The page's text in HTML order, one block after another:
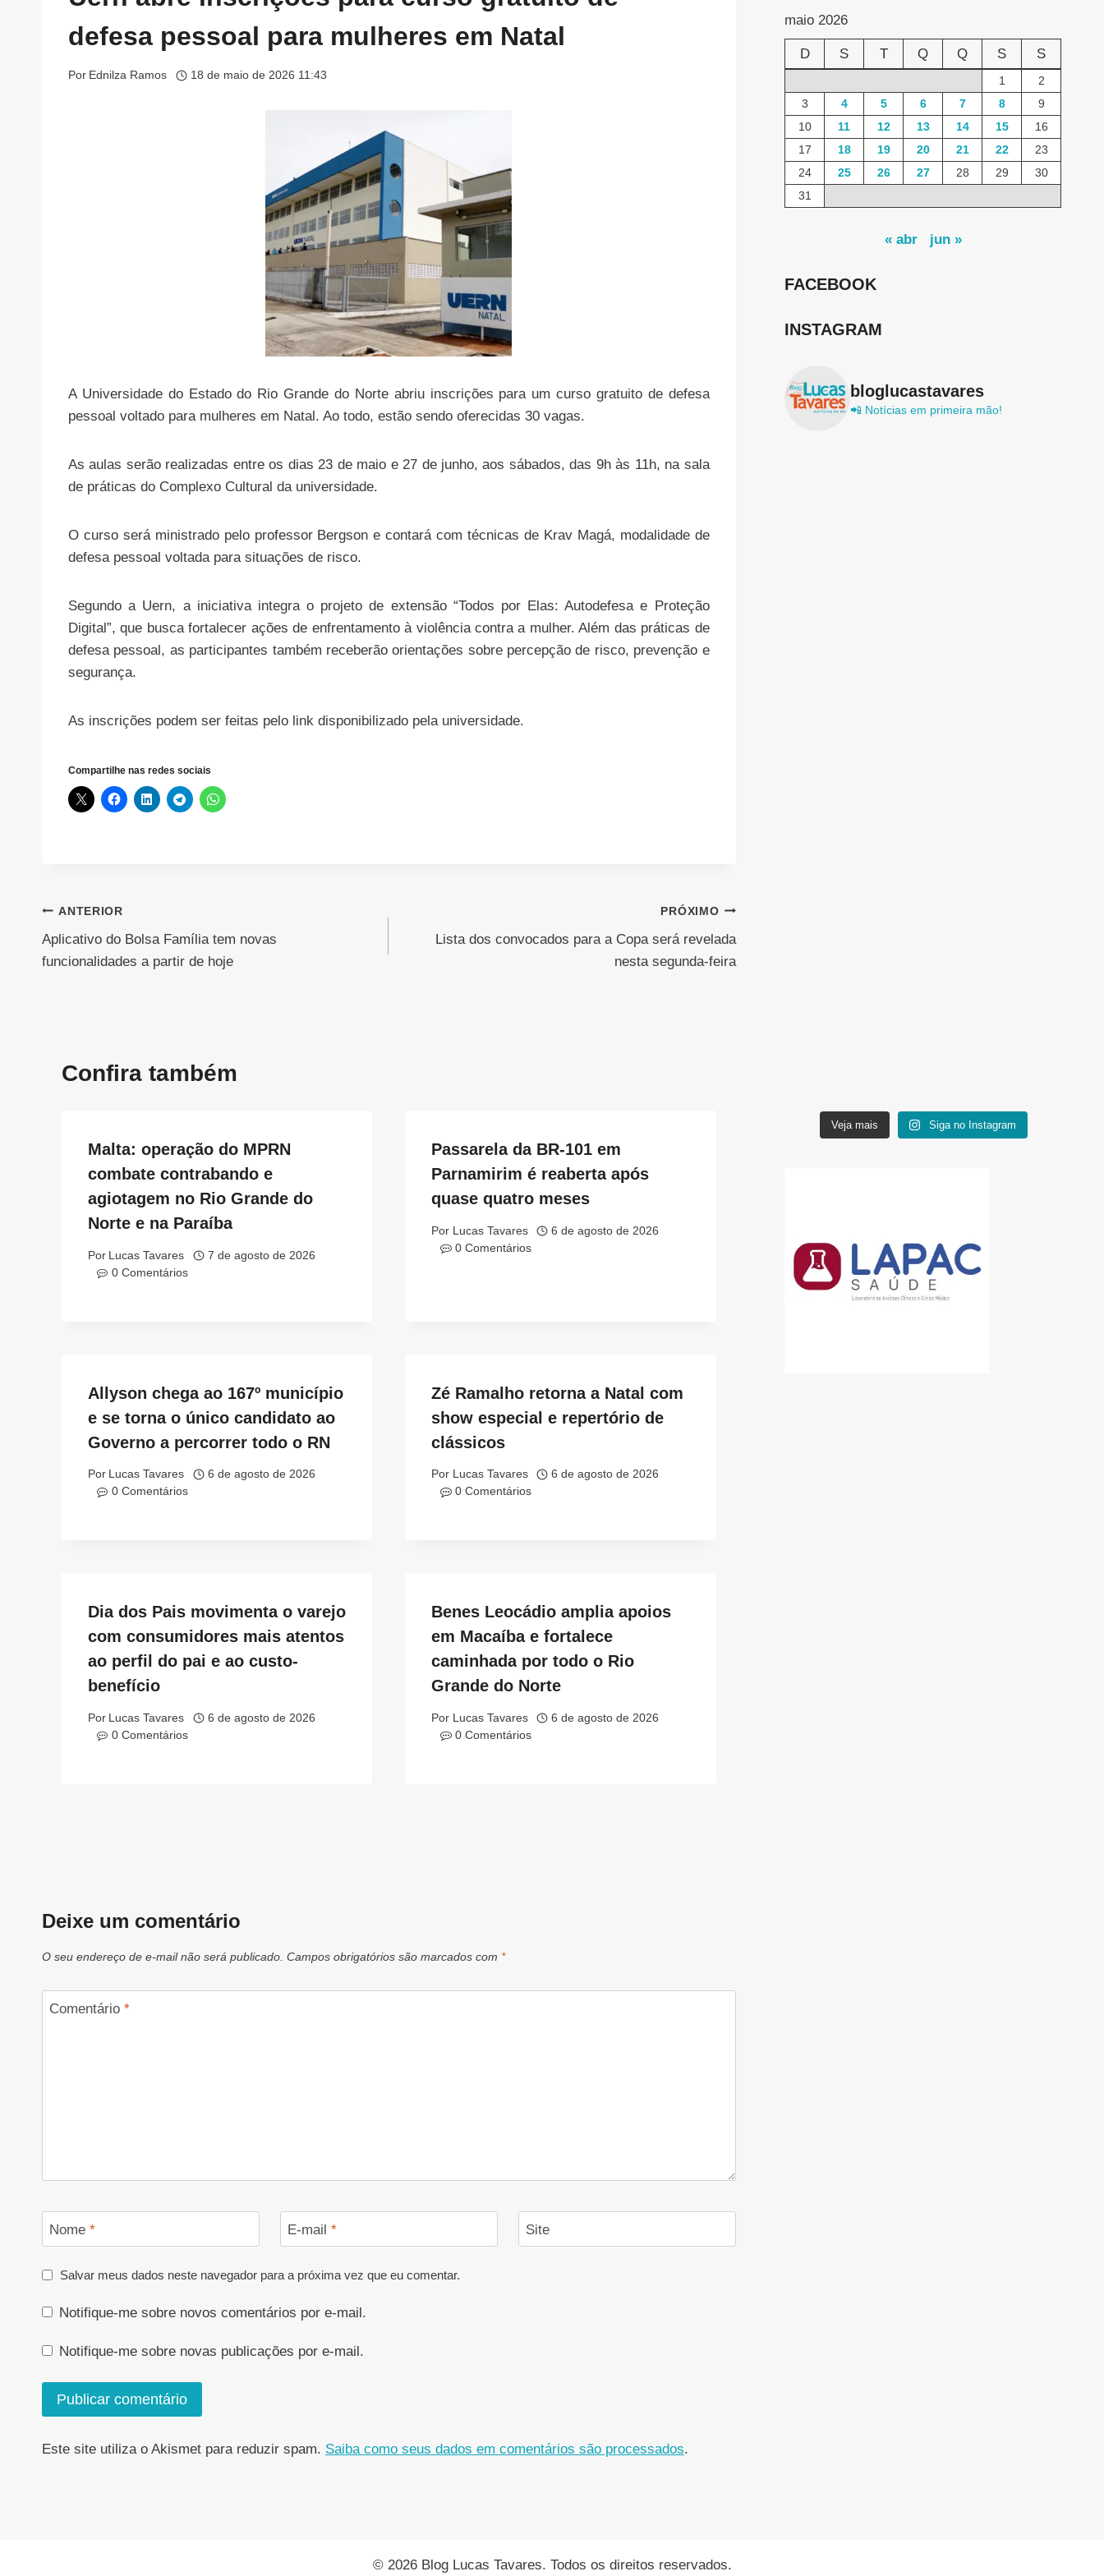
defesa pessoal para mulheres em Natal
Por Ednilza Ramos 18 de maio de 2026 11:43
A Universidade do Estado do Rio Grande do Norte abriu inscrições para um curso gratuito de defesa
pessoal voltado para mulheres em Natal. Ao todo, estão sendo oferecidas 30 vagas.
As aulas serão realizadas entre os dias 23 de maio e 27 de junho, aos sábados, das 9h às 11h, na sala
de práticas do Complexo Cultural da universidade.
O curso será ministrado pelo professor Bergson e contará com técnicas de Krav Magá, modalidade de
defesa pessoal voltada para situações de risco.
Segundo a Uern, a iniciativa integra o projeto de extensão “Todos por Elas: Autodefesa e Proteção
Digital”, que busca fortalecer ações de enfrentamento à violência contra a mulher. Além das práticas de
defesa pessoal, as participantes também receberão orientações sobre percepção de risco, prevenção e
segurança.
As inscrições podem ser feitas pelo link disponibilizado pela universidade.
Compartilhe nas redes sociais
Navegação
de
ANTERIOR
Aplicativo do Bolsa Família tem novas
funcionalidades a partir de hoje
PRÓXIMO
Lista dos convocados para a Copa será revelada
nesta segunda-feira
Confira também
Malta: operação do MPRN
combate contrabando e
agiotagem no Rio Grande do
Norte e na Paraíba
Por Lucas Tavares
7 de agosto de 2026
0 Comentários
Passarela da BR-101 em
Parnamirim é reaberta após
quase quatro meses
Por Lucas Tavares
6 de agosto de 2026
0 Comentários
Allyson chega ao 167º município
e se torna o único candidato ao
Governo a percorrer todo o RN
Por Lucas Tavares
6 de agosto de 2026
0 Comentários
Zé Ramalho retorna a Natal com
show especial e repertório de
clássicos
Por Lucas Tavares
6 de agosto de 2026
0 Comentários
Dia dos Pais movimenta o varejo
com consumidores mais atentos
ao perfil do pai e ao custo-
benefício
Por Lucas Tavares
6 de agosto de 2026
0 Comentários
Benes Leocádio amplia apoios
em Macaíba e fortalece
caminhada por todo o Rio
Grande do Norte
Por Lucas Tavares
6 de agosto de 2026
0 Comentários
Deixe um comentário
O seu endereço de e-mail não será publicado. Campos obrigatórios são marcados com *
Comentário *
Nome * E-mail * Site
Salvar meus dados neste navegador para a próxima vez que eu comentar.
Notifique-me sobre novos comentários por e-mail.
Notifique-me sobre novas publicações por e-mail.
Este site utiliza o Akismet para reduzir spam. Saiba como seus dados em comentários são processados.
maio 2026
D S T Q Q S S
1
2
3
4 5 6 7 8
9
10
11 12 13 14 15
16
17
18 19 20 21 22
23
24
25 26 27 28 29
30
31
« abr jun »
FACEBOOK
INSTAGRAM
bloglucastavares
📲 Notícias em primeira mão!
Veja mais Siga no Instagram
© 2026 Blog Lucas Tavares. Todos os direitos reservados.